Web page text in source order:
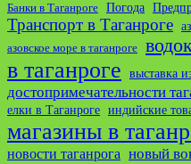
Банки в Таганроге Погода
Транспорт в Таганроге
азовское море в таганроге
в таганроге выставка
достопримечательности
елки в Таганроге индийские
магазины в
новости таганрога новый